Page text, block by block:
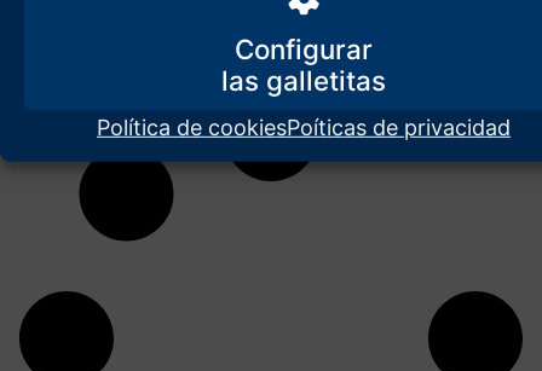
Configurar
Política de cookiesPoíticas de privacidad
Hace ya tiempo que se ha cegado entre nosotros el flujo de
informaciones sobre la guerra de Ucrania. Pero hoy, por fin, no les